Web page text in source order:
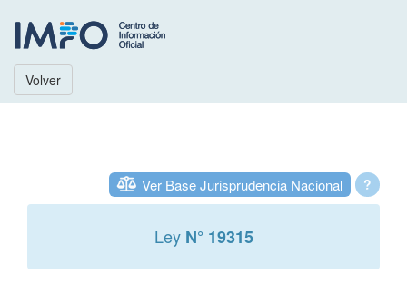
Volver
?
Ver Base Jurisprudencia Nacional
Ley N° 19315